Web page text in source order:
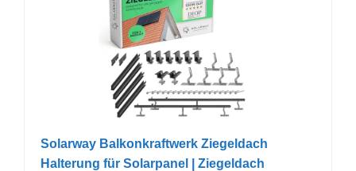
Solarway Balkonkraftwerk Ziegeldach
Halterung für Solarpanel | Ziegeldach